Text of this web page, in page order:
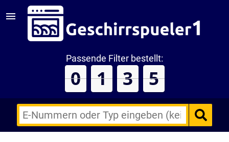
Passende Filter bestellt:
0 1 3 5